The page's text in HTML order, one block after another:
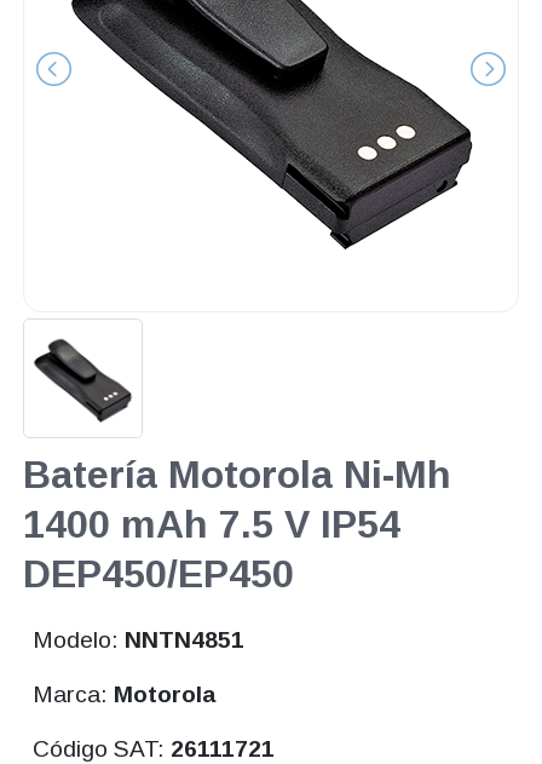
Batería Motorola Ni-Mh
1400 mAh 7.5 V IP54
DEP450/EP450
Modelo: NNTN4851
Marca: Motorola
Código SAT: 26111721